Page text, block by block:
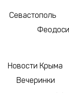
Севастополь
Новости Крыма
Вечеринки